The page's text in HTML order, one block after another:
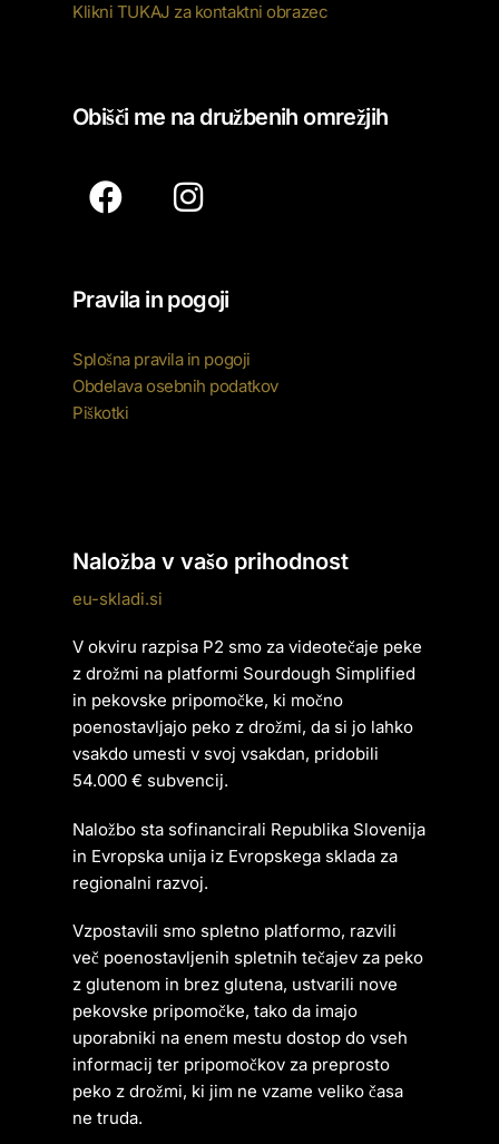
Klikni TUKAJ za kontaktni obrazec
Obišči me na družbenih omrežjih
Pravila in pogoji
Splošna pravila in pogoji
Obdelava osebnih podatkov
Piškotki
Naložba v vašo prihodnost
eu-skladi.si
V okviru razpisa P2 smo za videotečaje peke
z drožmi na platformi Sourdough Simplified
in pekovske pripomočke, ki močno
poenostavljajo peko z drožmi, da si jo lahko
vsakdo umesti v svoj vsakdan, pridobili
54.000 € subvencij.
Naložbo sta sofinancirali Republika Slovenija
in Evropska unija iz Evropskega sklada za
regionalni razvoj.
Vzpostavili smo spletno platformo, razvili
več poenostavljenih spletnih tečajev za peko
z glutenom in brez glutena, ustvarili nove
pekovske pripomočke, tako da imajo
uporabniki na enem mestu dostop do vseh
informacij ter pripomočkov za preprosto
peko z drožmi, ki jim ne vzame veliko časa
ne truda.